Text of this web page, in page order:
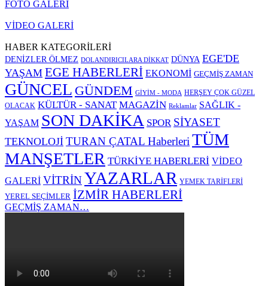
FOTO GALERİ
VİDEO GALERİ
HABER KATEGORİLERİ
DENİZLER ÖLMEZ DOLANDIRICILARA DİKKAT DÜNYA EGE'DE
YAŞAM EGE HABERLERİ EKONOMİ GEÇMİŞ ZAMAN
GÜNCEL GÜNDEM GİYİM - MODA HERŞEY ÇOK GÜZEL
OLACAK KÜLTÜR - SANAT MAGAZİN Reklamlar SAĞLIK -
YAŞAM SON DAKİKA SPOR SİYASET
TEKNOLOJİ TURAN ÇATAL Haberleri TÜM
MANŞETLER TÜRKİYE HABERLERİ VİDEO
GALERİ VİTRİNYAZARLAR YEMEK TARİFLERİ
YEREL SEÇİMLER İZMİR HABERLERİ
GEÇMİŞ ZAMAN…